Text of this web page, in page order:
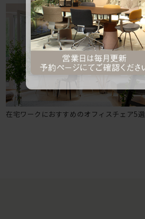
在宅ワークにおすすめのオフィスチェア5選